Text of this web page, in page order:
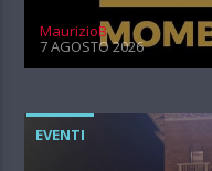
MaurizioB
7 AGOSTO 2026
EVENTI